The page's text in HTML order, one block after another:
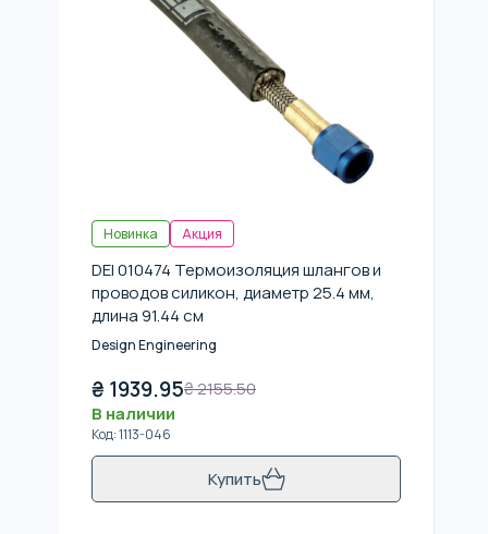
Новинка Акция
DEI 010474 Термоизоляция шлангов и
проводов силикон, диаметр 25.4 мм,
длина 91.44 см
Design Engineering
₴ 1939.95₴2155.50
В наличии
Код:1113-046
Купить